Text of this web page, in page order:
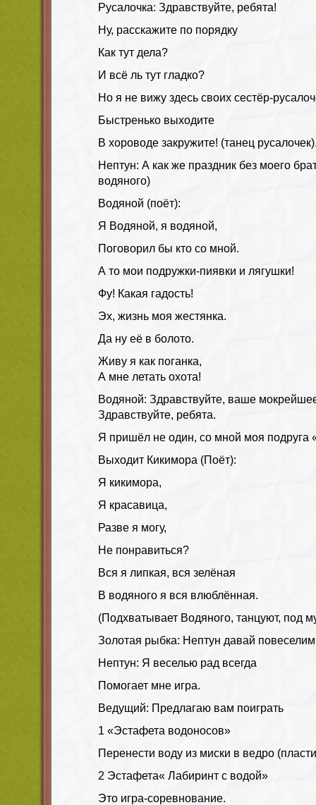
Русалочка: Здравствуйте, ребята!
Ну, расскажите по порядку
Как тут дела?
И всё ль тут гладко?
Но я не вижу здесь своих сестёр-
Быстренько выходите
В хороводе закружите! (танец
Нептун: А как же праздник без моего
водяного)
Водяной (поёт):
Я Водяной, я водяной,
Поговорил бы кто со мной.
А то мои подружки-пиявки и лягушки!
Фу! Какая гадость!
Эх, жизнь моя жестянка.
Да ну её в болото.
Живу я как поганка,
А мне летать охота!
Водяной: Здравствуйте, ваше
Здравствуйте, ребята.
Я пришёл не один, со мной моя подруга
Выходит Кикимора (Поёт):
Я кикимора,
Я красавица,
Разве я могу,
Не понравиться?
Вся я липкая, вся зелёная
В водяного я вся влюблённая.
(Подхватывает Водяного, танцуют, под
Золотая рыбка: Нептун давай повеселим
Нептун: Я веселью рад всегда
Помогает мне игра.
Ведущий: Предлагаю вам поиграть
1 «Эстафета водоносов»
Перенести воду из миски в ведро
2 Эстафета« Лабиринт с водой»
Это игра-соревнование.